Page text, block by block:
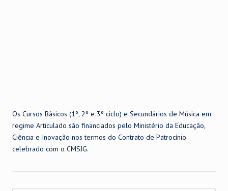
Os Cursos Básicos (1º, 2º e 3º ciclo) e Secundários de Música em
regime Articulado são financiados pelo Ministério da Educação,
Ciência e Inovação nos termos do Contrato de Patrocínio
celebrado com o CMSJG.